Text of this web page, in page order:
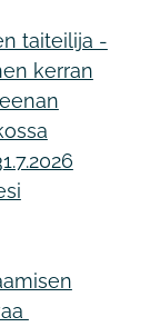
taiteilija -
kerran